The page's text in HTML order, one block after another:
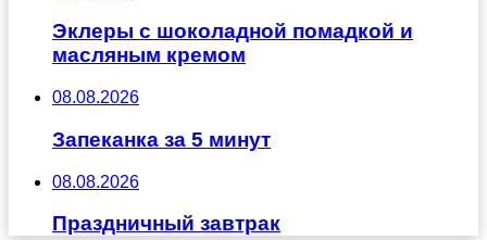
Эклеры с шоколадной помадкой и
масляным кремом
08.08.2026
Запеканка за 5 минут
08.08.2026
Праздничный завтрак